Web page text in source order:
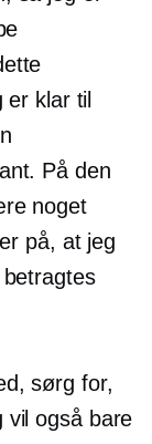
er klar til
På den
noget
på, at jeg
sørg for,
vil også bare